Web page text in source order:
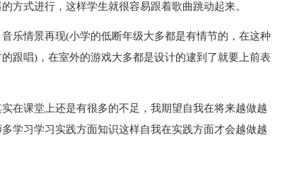
方式进行，这样学生就很容易跟着歌曲跳动起来。
乐情景再现(小学的低断年级大多都是有情节的，在这种
跟唱)，在室外的游戏大多都是设计的逮到了就要上前表
在课堂上还是有很多的不足，我期望自我在将来越做越
学习学习实践方面知识这样自我在实践方面才会越做越